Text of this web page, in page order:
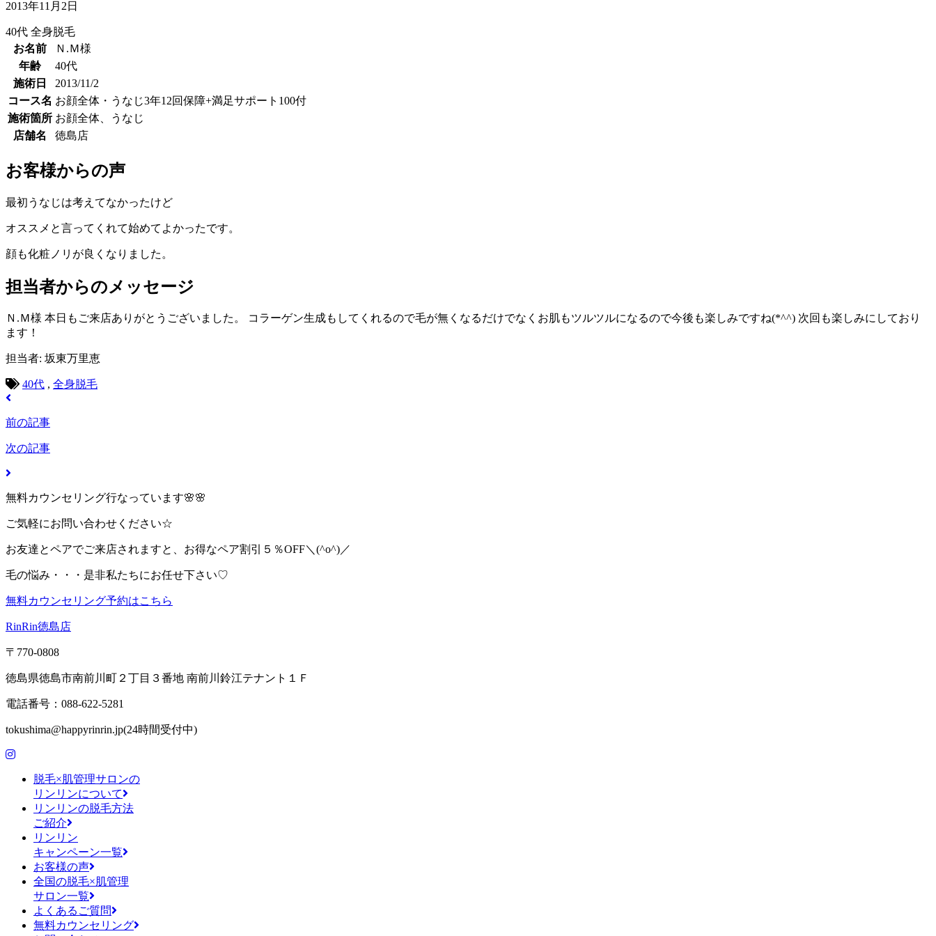
2013年11月2日
40代 全身脱毛
お名前
Ｎ.Ｍ様
年齢
40代
施術日
2013/11/2
コース名 お顔全体・うなじ3年12回保障+満足サポート100付
施術箇所 お顔全体、うなじ
店舗名
徳島店
お客様からの声
最初うなじは考えてなかったけど
オススメと言ってくれて始めてよかったです。
顔も化粧ノリが良くなりました。
担当者からのメッセージ
Ｎ.Ｍ様 本日もご来店ありがとうございました。 コラーゲン生成もしてくれるので毛が無くなるだけでなくお肌もツルツルになるので今後も楽しみですね(*^^) 次回も楽しみにしており
ます！
担当者: 坂東万里恵
40代 , 全身脱毛
前の記事
次の記事
無料カウンセリング行なっています🌸🌸
ご気軽にお問い合わせください☆
お友達とペアでご来店されますと、お得なペア割引５％OFF＼(^o^)／
毛の悩み・・・是非私たちにお任せ下さい♡
無料カウンセリング予約はこちら
RinRin徳島店
〒770-0808
徳島県徳島市南前川町２丁目３番地 南前川鈴江テナント１Ｆ
電話番号：088-622-5281
tokushima@happyrinrin.jp(24時間受付中)
脱毛×肌管理サロンの
リンリンについて
リンリンの脱毛方法
ご紹介
リンリン
キャンペーン一覧
お客様の声
全国の脱毛×肌管理
サロン一覧
よくあるご質問
無料カウンセリング